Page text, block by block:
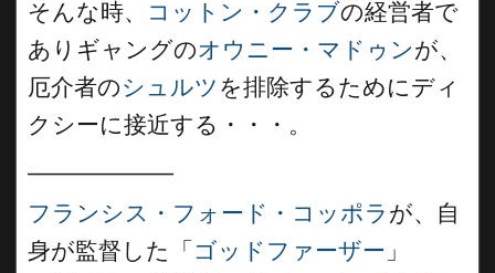
そんな時、
コットン・クラブの経営者で
ありギャングのオウニー・マドゥンが、
厄介者のシュルツ を排除するためにディ
クシーに接近する・・・。
フランシス・フォード・コッポラ が、自
身が監督した「 ゴッドファーザー 」